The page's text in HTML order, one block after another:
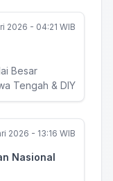
2026 - 04:21 WIB
Besar
Tengah & DIY
2026 - 13:16 WIB
Nasional